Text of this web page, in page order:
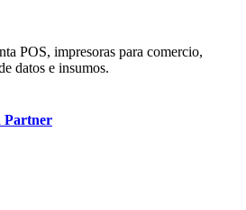
POS, impresoras para comercio,
datos e insumos.
Partner